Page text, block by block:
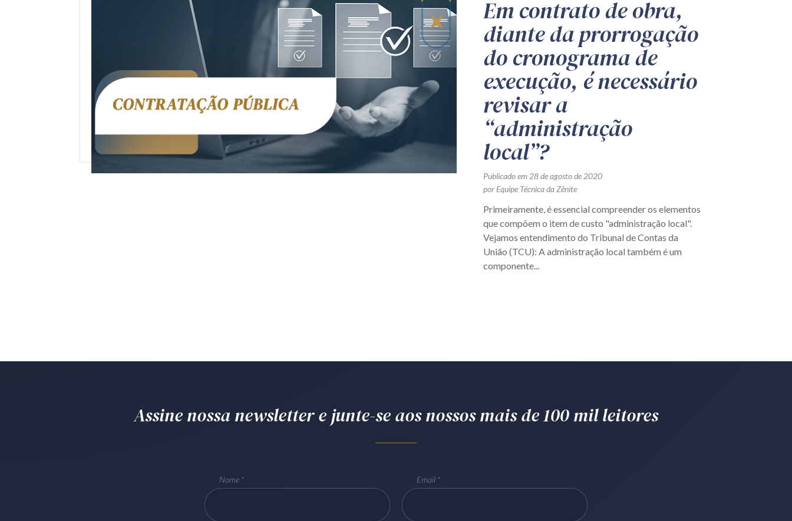
Em contrato de obra,
diante da prorrogação
do cronograma de
execução, é necessário
revisar a
“administração
local”?
Publicado em 28 de agosto de 2020
por Equipe Técnica da Zênite
Primeiramente, é essencial compreender os elementos
que compõem o item de custo "administração local".
Vejamos entendimento do Tribunal de Contas da
União (TCU): A administração local também é um
componente...
Assine nossa newsletter e junte-se aos nossos mais de 100 mil leitores
Nome Email